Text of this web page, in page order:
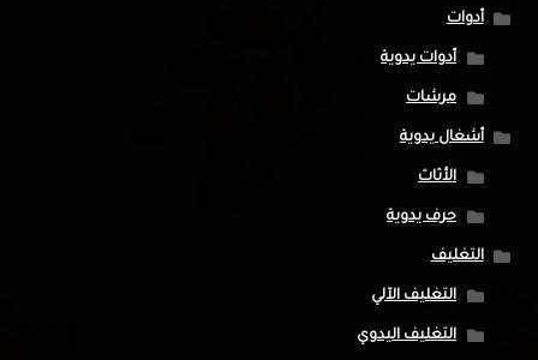
أدوات
أدوات يدوية
مرشات
أشغال يدوية
الأثاث
حرف يدوية
التغليف
التغليف الآلي
التغليف اليدوي